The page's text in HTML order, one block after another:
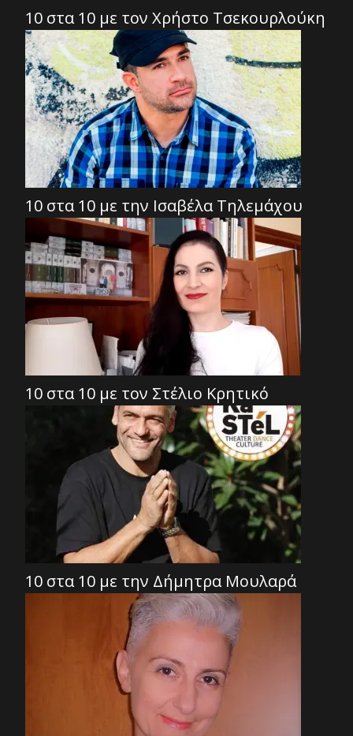
10 στα 10 με τον Χρήστο Τσεκουρλούκη
10 στα 10 με την Ισαβέλα Τηλεμάχου
10 στα 10 με τον Στέλιο Κρητικό
10 στα 10 με την Δήμητρα Μουλαρά